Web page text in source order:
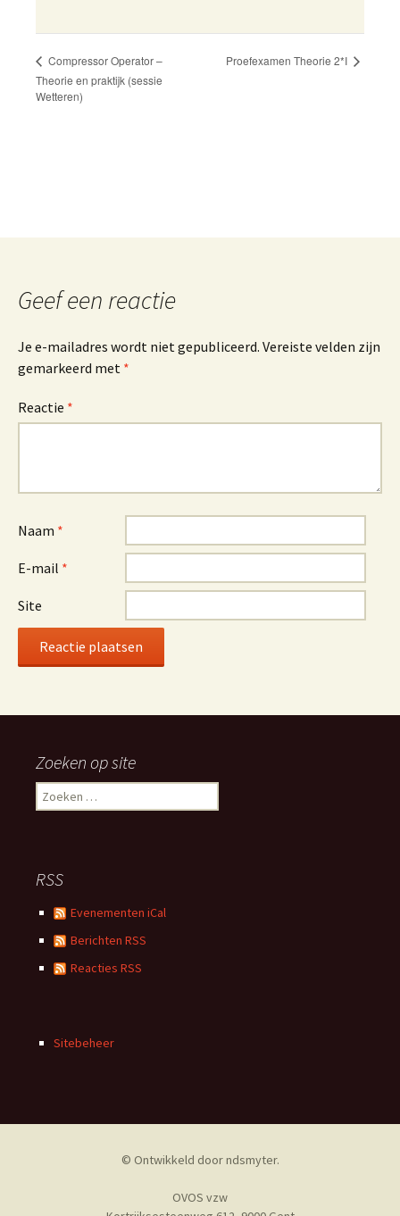
l
t
e
r
Compressor Operator –
Theorie en praktijk (sessie
Wetteren)
Proefexamen Theorie 2*I
Geef een reactie
Je e-mailadres wordt niet gepubliceerd. Vereiste velden zijn
gemarkeerd met *
Reactie *
Naam *
E-mail *
Site
Zoeken op site
Zoeken
naar:
RSS
Evenementen iCal
Berichten RSS
Reacties RSS
Sitebeheer
© Ontwikkeld doorndsmyter.
OVOS vzw